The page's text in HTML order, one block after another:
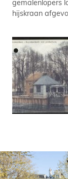
gemalenlopers
hijskraan